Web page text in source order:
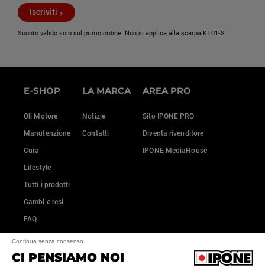
Continua senza consenso
CI PENSIAMO NOI
Iscriviti
Sconto valido solo sul primo ordine. Non si applica alla scarpa KT01‑S.
E-SHOP
Oli Motore
Manutenzione
Cura
Lifestyle
Tutti i prodotti
Cambi e resi
FAQ
LA MARCA
Notizie
Contatti
AREA PRO
Sito IPONE PRO
Diventa rivenditore
IPONE MediaHouse